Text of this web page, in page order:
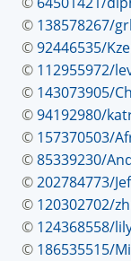
© 138578267/
©92446535/
© 112955972/
© 143073905/
©94192980/
© 157370503/
©85339230/
©202784773/
© 120302702/
© 124368558/
© 186535515/